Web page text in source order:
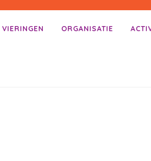
VIERINGEN ORGANISATIE